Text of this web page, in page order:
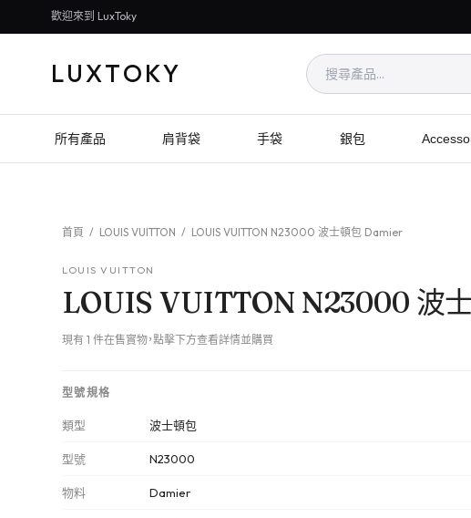
歡迎來到 LuxToky
LUXTOKY
所有產品 肩背袋 手袋 銀包
首頁 / LOUIS VUITTON / LOUIS VUITTON N23000 波士頓包 Damier
LOUIS VUITTON
LOUIS VUITTON N23000 波
現有 1 件在售實物，點擊下方查看詳情並購買
型號規格
類型 波士頓包
型號 N23000
物料 Damier